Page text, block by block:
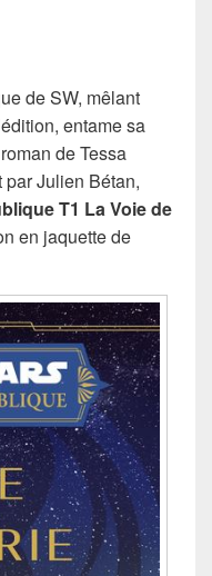
de SW, mêlant
entame sa
de Tessa
par Julien Bétan,
T1 La Voie de
en jaquette de